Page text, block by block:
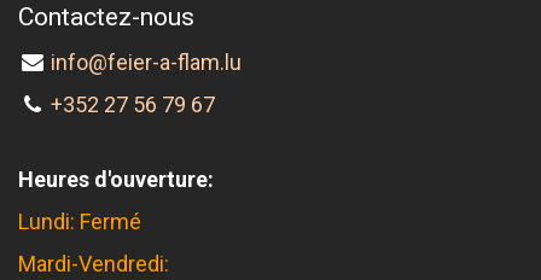
Contactez-nous
info@feier-a-flam.lu
+352 27 56 79 67
Heures d'ouverture:
Lundi: Fermé
Mardi-Vendredi: